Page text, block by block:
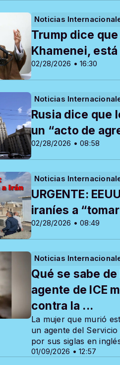
Noticias
02/28/2026 • 16:30
Trump dice
Khamenei,
Noticias
02/28/2026 • 08:58
Rusia dice que
un “acto de
Noticias
02/28/2026 • 08:49
URGENTE:
iraníes a
Noticias
01/09/2026 • 12:57
Qué se sabe
agente de ICE
contra la ...
La mujer que murió
un agente del
por sus siglas en